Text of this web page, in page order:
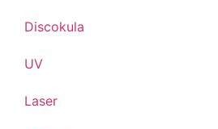
Discokula
UV
Laser